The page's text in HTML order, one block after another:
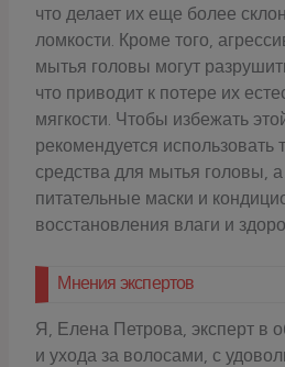
что делает их еще более
ломкости. Кроме того,
мытья головы могут
что приводит к потере их
мягкости. Чтобы избежать
рекомендуется использовать
средства для мытья головы,
питательные маски и
восстановления влаги и
Мнения экспертов
Я, Елена Петрова, эксперт в
и ухода за волосами, с